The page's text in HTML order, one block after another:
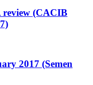
review (CACIB
2017 (Semen